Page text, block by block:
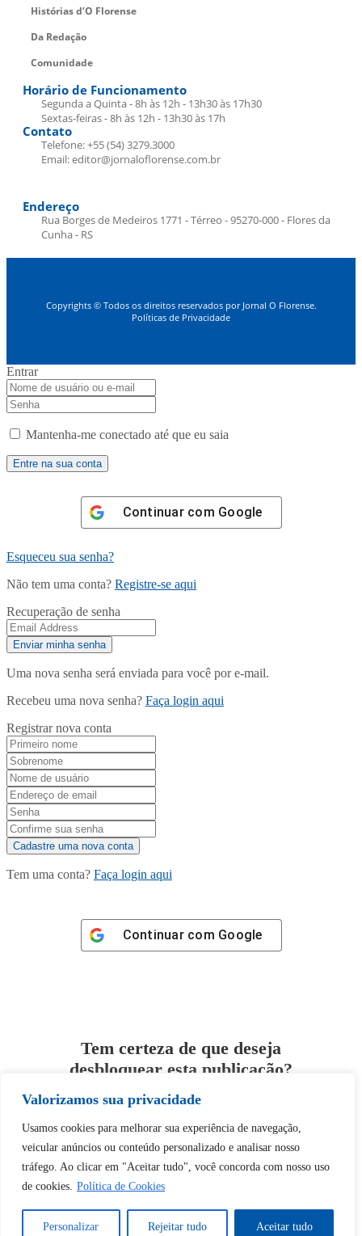
Valorizamos sua privacidade
Usamos cookies para melhorar sua experiência de navegação,
veicular anúncios ou conteúdo personalizado e analisar nosso
tráfego. Ao clicar em "Aceitar tudo", você concorda com nosso uso
de cookies. Política de Cookies
Personalizar Rejeitar tudo Aceitar tudo
Histórias d’O Florense
Da Redação
Comunidade
Horário de Funcionamento
Segunda a Quinta - 8h às 12h - 13h30 às 17h30
Sextas-feiras - 8h às 12h - 13h30 às 17h
Contato
Telefone: +55 (54) 3279.3000
Email: editor@jornaloflorense.com.br
Endereço
Rua Borges de Medeiros 1771 - Térreo - 95270-000 - Flores da
Cunha - RS
Copyrights © Todos os direitos reservados por Jornal O Florense.
Políticas de Privacidade
Entrar
Mantenha-me conectado até que eu saia
Continuar com Google
Esqueceu sua senha?
Não tem uma conta? Registre-se aqui
Recuperação de senha
Uma nova senha será enviada para você por e-mail.
Recebeu uma nova senha? Faça login aqui
Registrar nova conta
Tem uma conta? Faça login aqui
Continuar com Google
Tem certeza de que deseja
desbloquear esta publicação?
Sim Não